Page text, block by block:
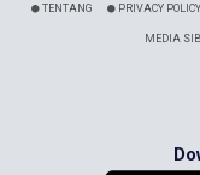
TENTANG PRIVACY POLICY
MEDIA